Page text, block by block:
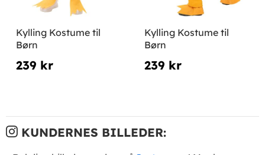
Kylling Kostume til
Børn
239 kr
Kylling Kostume til
Børn
239 kr
KUNDERNES BILLEDER: